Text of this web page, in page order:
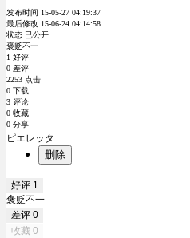
发布时间 15-05-27 04:19:37
最后修改 15-06-24 04:14:58
状态 已公开
褒贬不一
1 好评
0 差评
2253 点击
0 下载
3 评论
0 收藏
0 分享
ピエレッタ
删除
好评 1
褒贬不一
差评 0
收藏 0